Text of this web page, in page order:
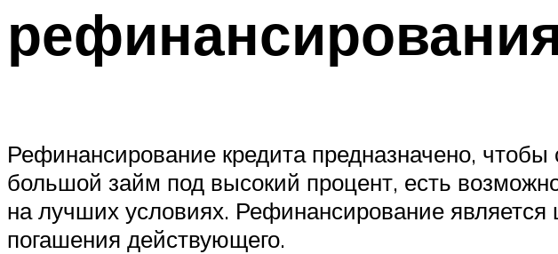
Рефинансирование кредита предназначено,
большой займ под высокий процент, есть
на лучших условиях. Рефинансирование
погашения действующего.